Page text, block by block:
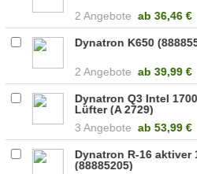
2 Angebote ab 36,46 €
Dynatron K650
2 Angebote ab 39,99 €
Dynatron Q3 Intel
Lüfter (A 2729)
3 Angebote ab 53,99 €
Dynatron R-16 aktiver
(88885205)